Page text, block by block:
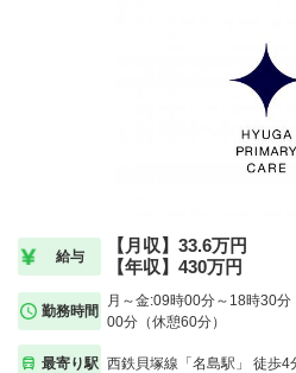
給与
【月収】33.6万円
【年収】430万円
勤務時間
月～金:09時00分～18時30
00分（休憩60分）
最寄り駅 西鉄貝塚線「名島駅」 徒歩4